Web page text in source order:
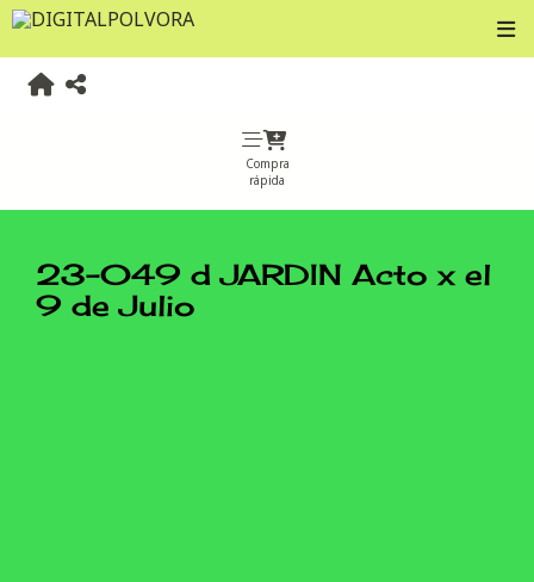
Compra
rápida
23-049 d JARDIN Acto x el
9 de Julio